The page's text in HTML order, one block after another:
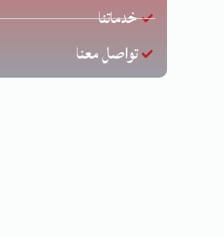
خدماتنا
تواصل معنا